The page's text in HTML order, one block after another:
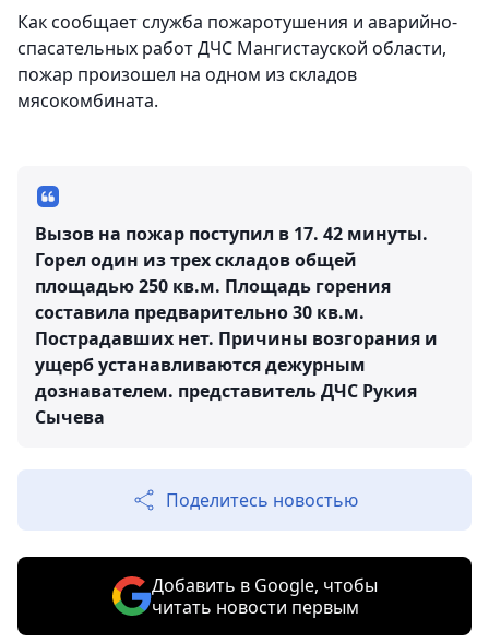
Как сообщает служба пожаротушения и аварийно-
спасательных работ ДЧС Мангистауской области,
пожар произошел на одном из складов
мясокомбината.
Вызов на пожар поступил в 17. 42 минуты.
Горел один из трех складов общей
площадью 250 кв.м. Площадь горения
составила предварительно 30 кв.м.
Пострадавших нет. Причины возгорания и
ущерб устанавливаются дежурным
дознавателем. представитель ДЧС Рукия
Сычева
Поделитесь новостью
Добавить в Google, чтобы
читать новости первым